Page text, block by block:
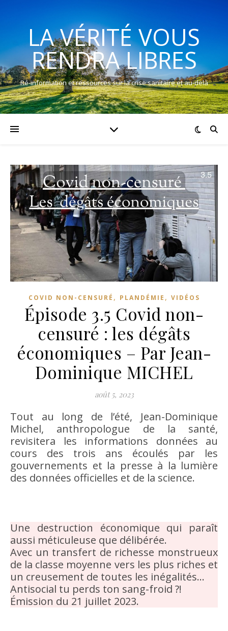
LA VÉRITÉ VOUS
RENDRA LIBRES
Ré-information et ressources sur la crise sanitaire et au-delà
COVID NON-CENSURÉ , PLANDÉMIE , VIDÉOS
Épisode 3.5 Covid non-
censuré : les dégâts
économiques – Par Jean-
Dominique MICHEL
août 5, 2023
Tout au long de l’été, Jean-Dominique
Michel, anthropologue de la santé,
revisitera les informations données au
cours des trois ans écoulés par les
gouvernements et la presse à la lumière
des données officielles et de la science.
Une destruction économique qui paraît
aussi méticuleuse que délibérée.
Avec un transfert de richesse monstrueux
de la classe moyenne vers les plus riches et
un creusement de toutes les inégalités…
Antisocial tu perds ton sang-froid ?!
Émission du 21 juillet 2023.